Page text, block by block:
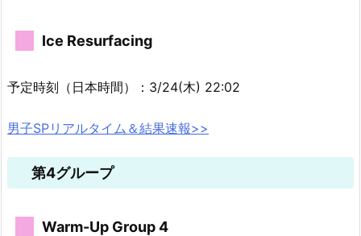
Ice Resurfacing
予定時刻（日本時間）：3/24(木) 22:02
男子SPリアルタイム＆結果速報>>
第4グループ
Warm-Up Group 4